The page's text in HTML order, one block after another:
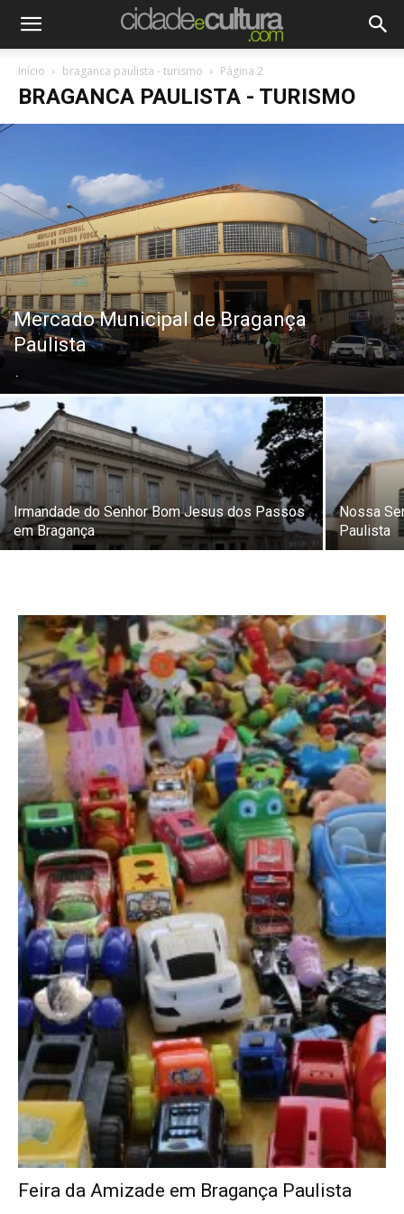
Início braganca paulista - turismo Página 2
BRAGANCA PAULISTA - TURISMO
Mercado Municipal de Bragança
Paulista
.
Irmandade do Senhor Bom Jesus dos Passos
em Bragança
Nossa
Paulista
Feira da Amizade em Bragança Paulista